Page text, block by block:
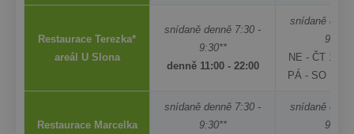
Restaurace Terezka*
areál U Slona
snídaně denně 7:30 -
9:30**
denně 11:00 - 22:00
snídaně
9:30**
NE - ČT
PÁ - SO
Restaurace Marcelka
snídaně denně 7:30 -
9:30**
snídaně
9:30**